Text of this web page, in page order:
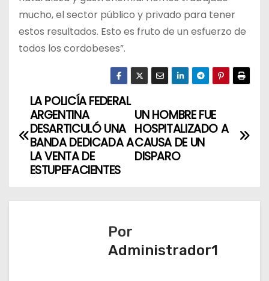
mucho, el sector público y privado para tener
estos resultados. Esto es fruto de un esfuerzo de
todos los cordobeses”.
N
a
g
UN HOMBRE FUE
HOSPITALIZADO A
CAUSA DE UN
DISPARO
LA POLICÍA FEDERAL
ARGENTINA
DESARTICULÓ UNA
BANDA DEDICADA A
LA VENTA DE
ESTUPEFACIENTES
Por
Administrador1